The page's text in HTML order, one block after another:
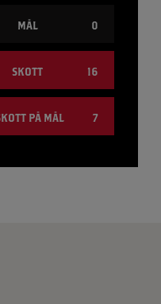
MÅL 0
SKOTT 16
PÅ MÅL 7